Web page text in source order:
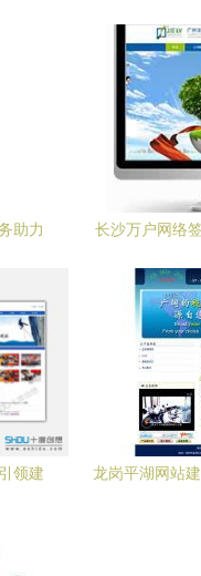
助力
长沙万户网络
领建
龙岗平湖网站